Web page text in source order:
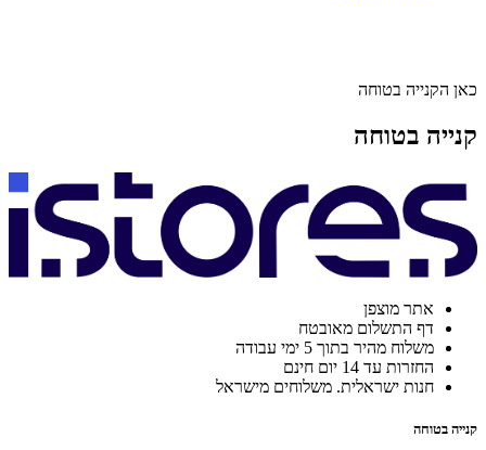
כאן הקנייה בטוחה
קנייה בטוחה
אתר מוצפן
דף התשלום מאובטח
משלוח מהיר בתוך 5 ימי עבודה
החזרות עד 14 יום חינם
חנות ישראלית. משלוחים מישראל
קנייה בטוחה